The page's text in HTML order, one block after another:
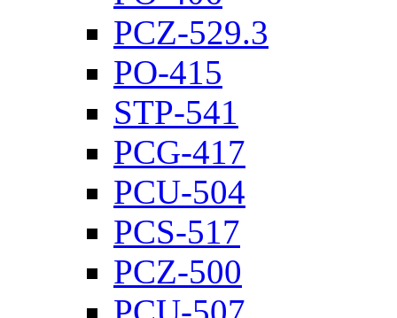
PCZ-529.3
PO-415
STP-541
PCG-417
PCU-504
PCS-517
PCZ-500